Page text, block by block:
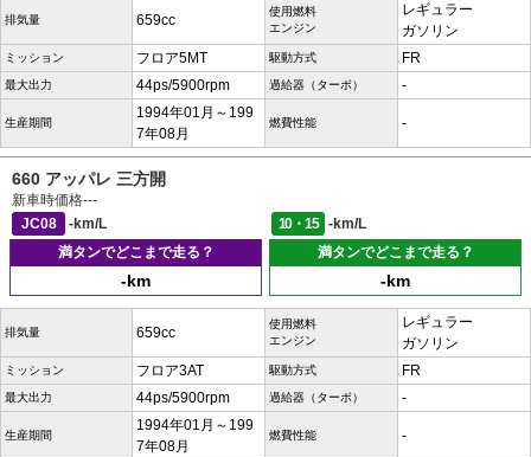
排気量 659cc
使用燃料
エンジン
レギュラー
ガソリン
ミッション フロア5MT 駆動方式 FR
最大出力 44ps/5900rpm 過給器（ターボ） -
生産期間
1994年01月～199
7年08月
燃費性能 -
660 アッパレ 三方開
新車時価格---
JC08
-km/L 10・15
-km/L
満タンでどこまで走る？
-km
満タンでどこまで走る？
-km
排気量 659cc
使用燃料
エンジン
レギュラー
ガソリン
ミッション フロア3AT 駆動方式 FR
最大出力 44ps/5900rpm 過給器（ターボ） -
生産期間
1994年01月～199
7年08月
燃費性能 -